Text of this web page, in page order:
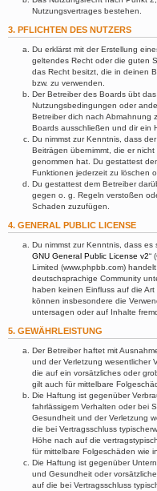
Nutzungsvertrages bestehen.
3. PFLICHTEN DES NUTZERS
Du erklärst mit der Erstellung
geltendes Recht oder die guten
das Recht besitzt, die in deinen
bzw. zu verwenden.
Der Betreiber des Boards übt
Nutzungsbedingungen oder
Betreiber dich nach Abmahnung
Boards ausschließen und dir ein
Du nimmst zur Kenntnis, dass
Beiträgen übernimmt, die er
genommen hat. Du gestattest
Funktionen jederzeit zu löschen
Du gestattest dem Betreiber
gegen o. g. Regeln verstoßen
Schaden zuzufügen.
4. GENERAL PUBLIC LICENSE
Du nimmst zur Kenntnis, dass es
GNU General Public License v2“
Limited (www.phpbb.com)
deutschsprachige Community
haben keinen Einfluss auf die
können insbesondere die
untersagen oder auf Inhalte
5. GEWÄHRLEISTUNG
Der Betreiber haftet mit
und der Verletzung wesentlicher
die auf ein vorsätzliches oder
gilt auch für mittelbare
Die Haftung ist gegenüber
fahrlässigem Verhalten oder bei
Gesundheit und der Verletzung
die bei Vertragsschluss
Höhe nach auf die
für mittelbare Folgeschäden wie
Die Haftung ist gegenüber
und Gesundheit oder
auf die bei Vertragsschluss